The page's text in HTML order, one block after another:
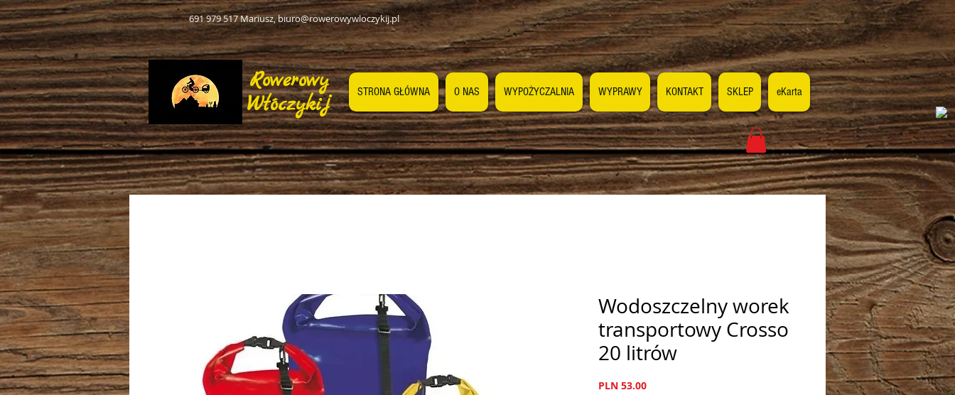
691 979 517 Mariusz,biuro@rowerowywloczykij.pl
Rowerowy
Włóczykij
STRONA GŁÓWNA O NAS WYPOŻYCZALNIA WYPRAWY KONTAKT SKLEP eKarta
Wodoszczelny worek
transportowy Crosso
20 litrów
PLN 53.00Cena